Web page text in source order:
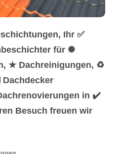
Ihr ✅
für ✺
★ Dachreinigungen, ♻
in ✔️
Besuch freuen wir